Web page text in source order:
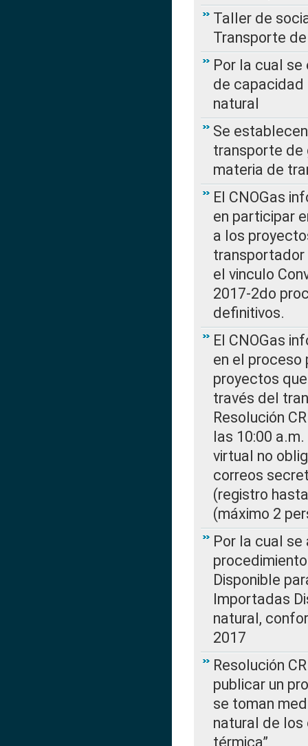
Taller de
Transporte
Por la cual
de capacidad
natural
Se
transporte de
materia de
El CNOGas
en participar
a los
transportador
el vinculo
2017-2do
definitivos.
El CNOGas
en el proceso
proyectos
través del
Resolución
las 10:00
virtual no
correos
(registro
(máximo 2
Por la cual
Disponible
Importadas
natural,
2017
Resolución
publicar un
se toman
natural de los
térmica”